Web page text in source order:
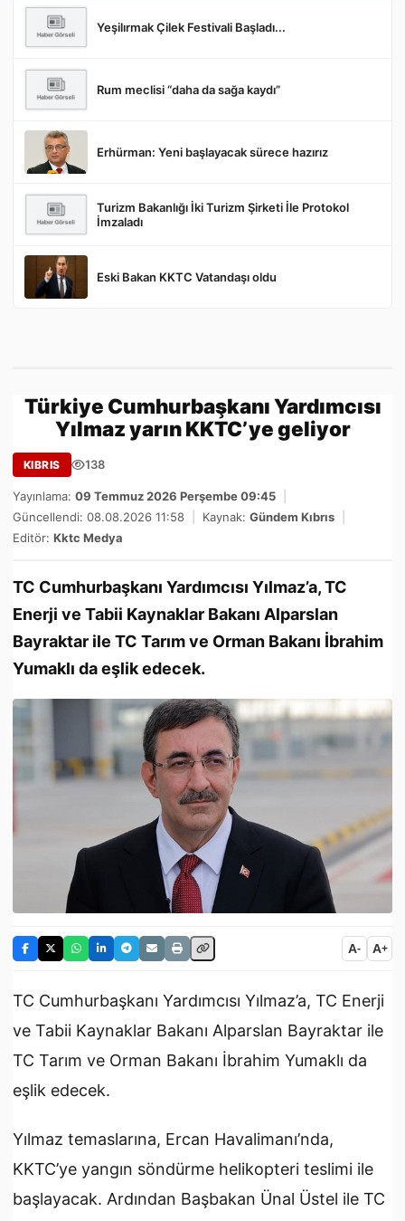
Gönder
Yeşilırmak Çilek Festivali Başladı...
Rum meclisi “daha da sağa kaydı”
Erhürman: Yeni başlayacak sürece hazırız
Turizm Bakanlığı İki Turizm Şirketi İle Protokol
İmzaladı
Eski Bakan KKTC Vatandaşı oldu
Türkiye Cumhurbaşkanı Yardımcısı
Yılmaz yarın KKTC’ye geliyor
KIBRIS 138
Yayınlama: 09 Temmuz 2026 Perşembe 09:45
Güncellendi: 08.08.2026 11:58
Kaynak: Gündem Kıbrıs
Editör: Kktc Medya
TC Cumhurbaşkanı Yardımcısı Yılmaz’a, TC
Enerji ve Tabii Kaynaklar Bakanı Alparslan
Bayraktar ile TC Tarım ve Orman Bakanı İbrahim
Yumaklı da eşlik edecek.
A- A+
TC Cumhurbaşkanı Yardımcısı Yılmaz’a, TC Enerji
ve Tabii Kaynaklar Bakanı Alparslan Bayraktar ile
TC Tarım ve Orman Bakanı İbrahim Yumaklı da
eşlik edecek.
Yılmaz temaslarına, Ercan Havalimanı’nda,
KKTC’ye yangın söndürme helikopteri teslimi ile
başlayacak. Ardından Başbakan Ünal Üstel ile TC